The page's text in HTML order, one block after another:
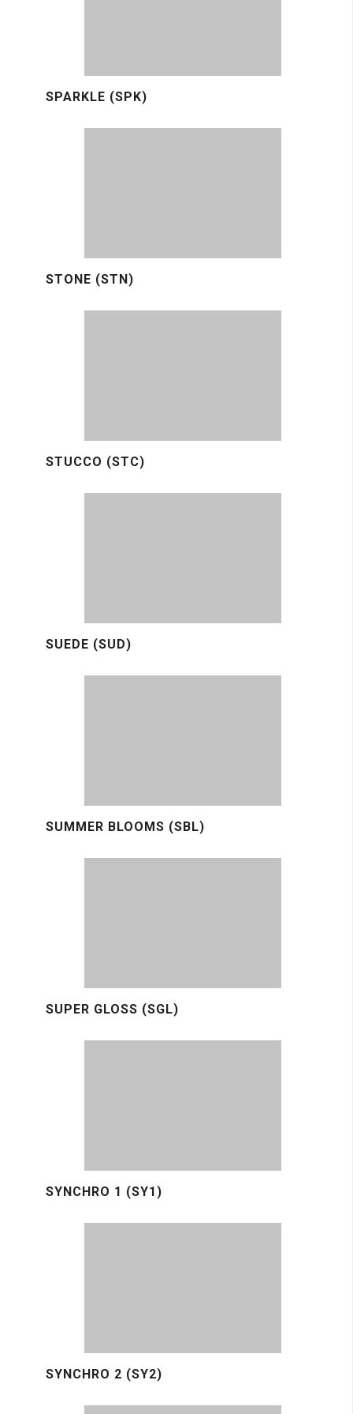
SPARKLE (SPK)
STONE (STN)
STUCCO (STC)
SUEDE (SUD)
SUMMER BLOOMS (SBL)
SUPER GLOSS (SGL)
SYNCHRO 1 (SY1)
SYNCHRO 2 (SY2)